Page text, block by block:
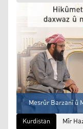
Mesrûr Barzanî û
Kurdistan
Mîr